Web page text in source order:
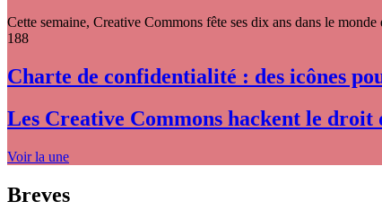
Cette semaine, Creative Commons fête ses dix ans dans le
188
Charte de confidentialité : des icônes
Les Creative Commons hackent le droit
Voir la une
Breves